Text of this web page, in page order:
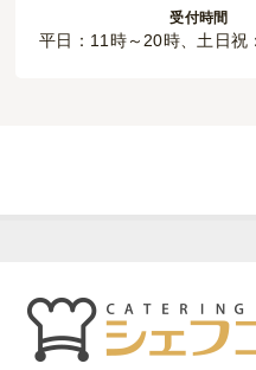
受付時間
平日：11時～20時、土日祝